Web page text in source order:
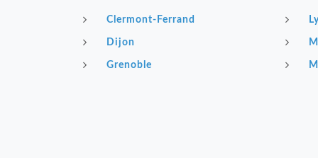
Clermont-Ferrand
Dijon
Grenoble